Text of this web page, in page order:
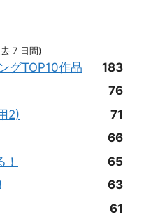
7 日間)
グTOP10作品
183
76
2)
71
66
65
63
61